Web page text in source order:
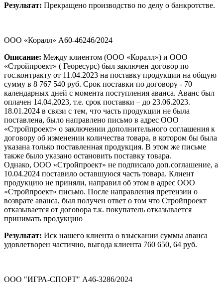
Результат: Прекращено производство по делу о банкротстве.
ООО «Коралл» А60-46246/2024
Описание: Между клиентом (ООО «Коралл») и ООО
«Стройпроект» ( Георесурс) был заключен договор по
гос.контракту от 11.04.2023 на поставку продукции на общую
сумму в 8 767 540 руб. Срок поставки по договору - 70
календарных дней с момента поступления аванса. Аванс был
оплачен 14.04.2023, т.е. срок поставки – до 23.06.2023.
18.01.2024 в связи с тем, что часть продукции не была
поставлена, было направлено письмо в адрес ООО
«Стройпроект» о заключении дополнительного соглашения к
договору об изменении количества товара, в котором бы была
указана только поставленная продукция. В этом же письме
также было указано остановить поставку товара.
Однако, ООО «Стройпроект» не подписало доп.соглашение, а
10.04.2024 поставило оставшуюся часть товара. Клиент
продукцию не приняли, направил об этом в адрес ООО
«Стройпроект» письмо. После направления претензии о
возврате аванса, был получен ответ о том что Стройпроект
отказывается от договора т.к. покупатель отказывается
принимать продукцию
Результат: Иск нашего клиента о взыскании суммы аванса
удовлетворен частично, выгода клиента 760 650, 64 руб.
ООО "ИГРА-СПОРТ" А46-3286/2024